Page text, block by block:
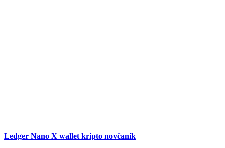
Ledger Nano X wallet kripto novčanik